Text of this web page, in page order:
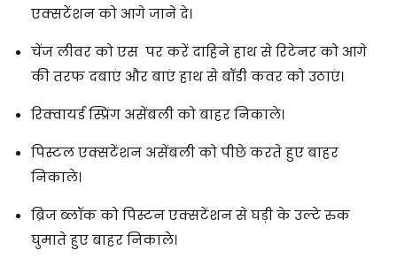
एक्सटेंशन को आगे जाने दे।
चेंज लीवर को एस पर करें दाहिने हाथ से रिटेनर को आगे
की तरफ दबाएं और बाएं हाथ से बॉडी कवर को उठाएं।
रिक्वायर्ड स्प्रिंग असेंबली को बाहर निकाले।
पिस्टल एक्सटेंशन असेंबली को पीछे करते हुए बाहर
निकाले।
ब्रिज ब्लॉक को पिस्टन एक्सटेंशन से घड़ी के उल्टे रुक
घुमाते हुए बाहर निकाले।